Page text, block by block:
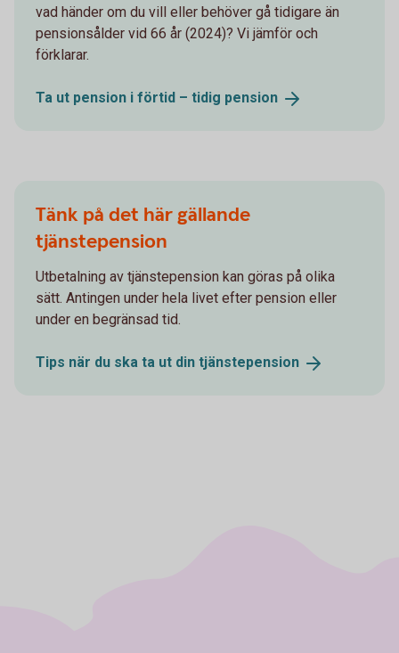
vad händer om du vill eller behöver gå tidigare än
pensionsålder vid 66 år (2024)? Vi jämför och
förklarar.
Ta ut pension i förtid – tidig pension
Tänk på det här gällande
tjänstepension
Utbetalning av tjänstepension kan göras på olika
sätt. Antingen under hela livet efter pension eller
under en begränsad tid.
Tips när du ska ta ut din tjänstepension